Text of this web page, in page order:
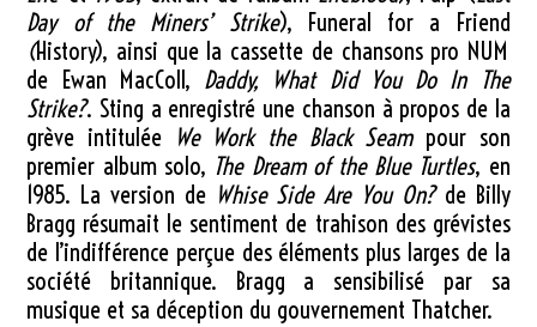
Day of the Miners’ Strike), Funeral for a Friend
(History), ainsi que la cassette de chansons pro NUM
de Ewan MacColl, Daddy, What Did You Do In The
Strike?. Sting a enregistré une chanson à propos de la
grève intitulée We Work the Black Seampour son
premier album solo, The Dream of the Blue Turtles, en
1985. La version de Whise Side Are You On?de Billy
Bragg résumait le sentiment de trahison des grévistes
de l’indifférence perçue des éléments plus larges de la
société britannique. Bragg a sensibilisé par sa
musique et sa déception du gouvernement Thatcher.